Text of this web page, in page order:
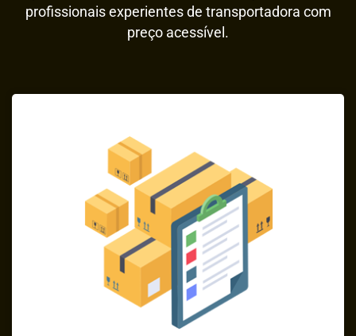
profissionais experientes de transportadora com
preço acessível.